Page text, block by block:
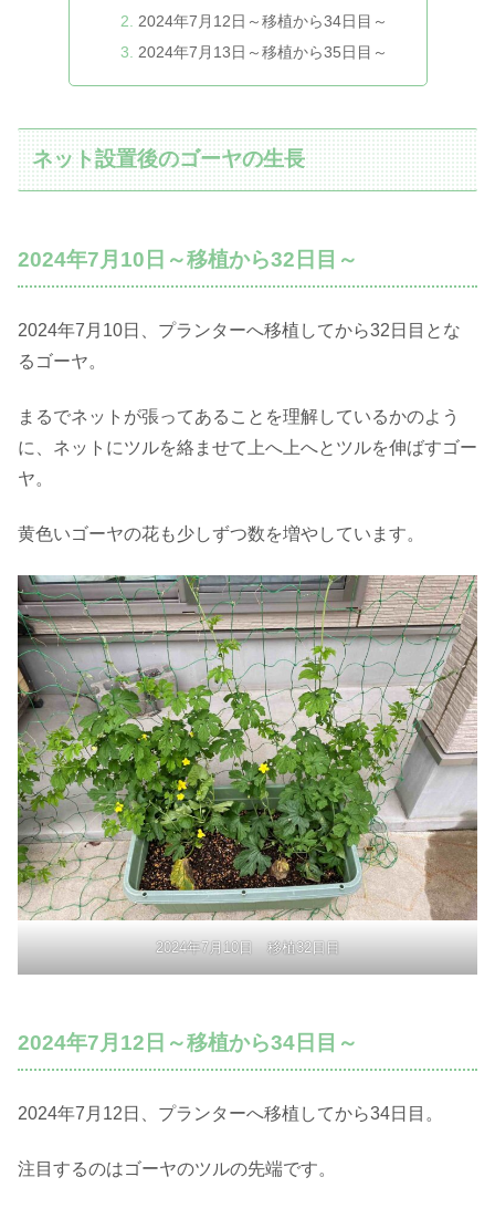
2024年7月12日～移植から34日目～
2024年7月13日～移植から35日目～
ネット設置後のゴーヤの生長
2024年7月10日～移植から32日目～
2024年7月10日、プランターへ移植してから32日目とな
るゴーヤ。
まるでネットが張ってあることを理解しているかのよう
に、ネットにツルを絡ませて上へ上へとツルを伸ばすゴー
ヤ。
黄色いゴーヤの花も少しずつ数を増やしています。
2024年7月10日 移植32日目
2024年7月12日～移植から34日目～
2024年7月12日、プランターへ移植してから34日目。
注目するのはゴーヤのツルの先端です。